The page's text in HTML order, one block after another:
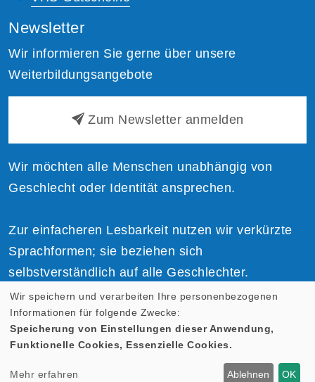
Newsletter
Wir informieren Sie gerne über unsere
Weiterbildungsangebote
Zum Newsletter anmelden
Wir möchten alle Menschen unabhängig von
Geschlecht oder Identität ansprechen.
Zur einfacheren Lesbarkeit nutzen wir verkürzte
Sprachformen; sie beziehen sich
selbstverständlich auf alle Geschlechter.
Cookie Einstellungen
Wir speichern und verarbeiten Ihre personenbezogenen
Informationen für folgende Zwecke:
Speicherung von Einstellungen dieser Anwendung,
Funktionelle Cookies, Essenzielle Cookies.
Mehr erfahren Ablehnen OK